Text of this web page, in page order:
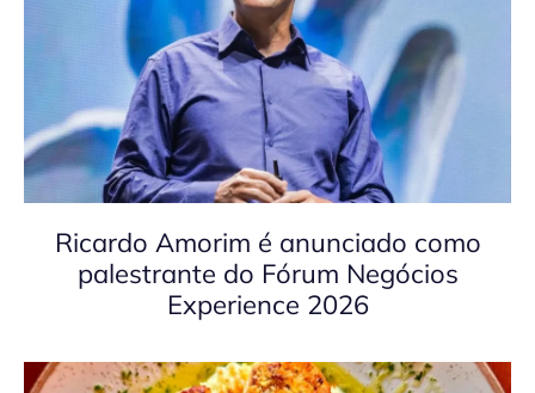
Ricardo Amorim é anunciado como
palestrante do Fórum Negócios
Experience 2026